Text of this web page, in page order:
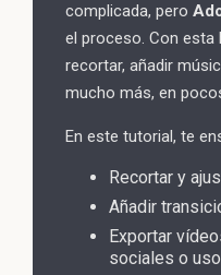
complicada, pero
el proceso. Con esta
recortar, añadir
mucho más, en
En este tutorial, te
Recortar y
Añadir
Exportar
sociales o